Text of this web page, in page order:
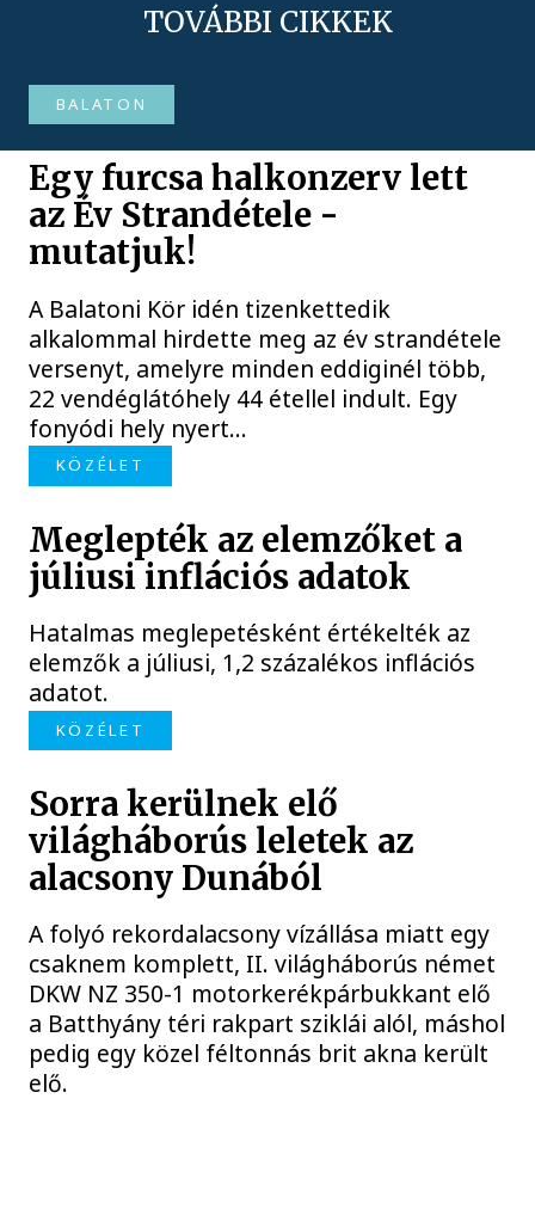
TOVÁBBI CIKKEK
BALATON
Egy furcsa halkonzerv lett
az Év Strandétele -
mutatjuk!
A Balatoni Kör idén tizenkettedik
alkalommal hirdette meg az év strandétele
versenyt, amelyre minden eddiginél több,
22 vendéglátóhely 44 étellel indult. Egy
fonyódi hely nyert...
KÖZÉLET
Meglepték az elemzőket a
júliusi inflációs adatok
Hatalmas meglepetésként értékelték az
elemzők a júliusi, 1,2 százalékos inflációs
adatot.
KÖZÉLET
Sorra kerülnek elő
világháborús leletek az
alacsony Dunából
A folyó rekordalacsony vízállása miatt egy
csaknem komplett, II. világháborús német
DKW NZ 350-1 motorkerékpárbukkant elő
a Batthyány téri rakpart sziklái alól, máshol
pedig egy közel féltonnás brit akna került
elő.